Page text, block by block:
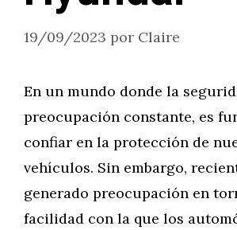
19/09/2023 por Claire
En un mundo donde la
preocupación constante, es
confiar en la protección de
vehículos. Sin embargo,
generado preocupación en
facilidad con la que los